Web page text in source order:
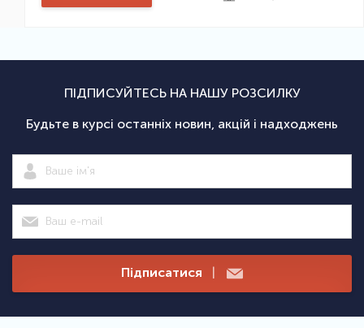
ПІДПИСУЙТЕСЬ НА НАШУ РОЗСИЛКУ
Будьте в курсі останніх новин, акцій і надходжень
Підписатися |